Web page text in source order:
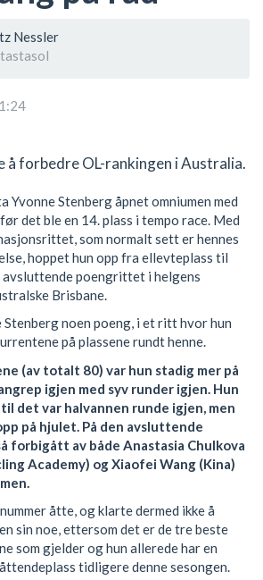
Nessler
å forbedre OL-rankingen i Australia.
Yvonne Stenberg åpnet omniumen med
det ble en 14. plass i tempo race. Med
som normalt sett er hennes
hoppet hun opp fra ellevteplass til
poengrittet i helgens
Brisbane.
noen poeng, i et ritt hvor hun
på plassene rundt henne.
(av totalt 80) var hun stadig mer på
igjen med syv runder igjen. Hun
det var halvannen runde igjen, men
på hjulet. På den avsluttende
forbigått av både Anastasia Chulkova
Academy) og Xiaofei Wang (Kina)
åtte, og klarte dermed ikke å
sin noe, ettersom det er de tre beste
som gjelder og hun allerede har en
tidligere denne sesongen.